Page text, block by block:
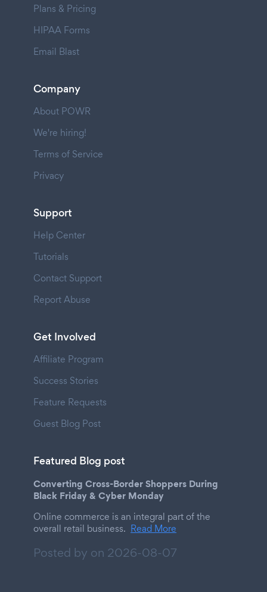
Plans & Pricing
HIPAA Forms
Email Blast
Company
About POWR
We're hiring!
Terms of Service
Privacy
Support
Help Center
Tutorials
Contact Support
Report Abuse
Get Involved
Affiliate Program
Success Stories
Feature Requests
Guest Blog Post
Featured Blog post
Converting Cross-Border Shoppers During
Black Friday & Cyber Monday
Online commerce is an integral part of the
overall retail business. Read More
Posted by on 2026-08-07